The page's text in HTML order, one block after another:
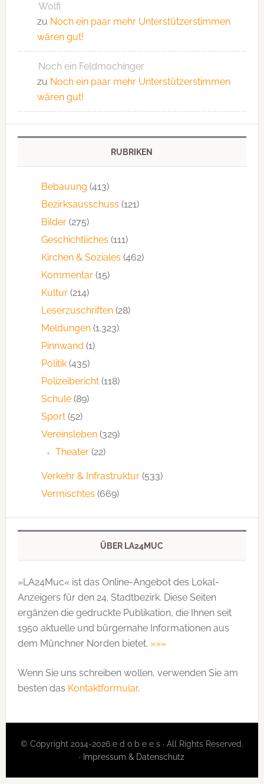
Wolfi
zu Noch ein paar mehr Unterstützerstimmen
wären gut!
Noch ein Feldmochinger
zu Noch ein paar mehr Unterstützerstimmen
wären gut!
RUBRIKEN
Bebauung (413)
Bezirksausschuss (121)
Bilder(275)
Geschichtliches (111)
Kirchen & Soziales (462)
Kommentar(15)
Kultur(214)
Leserzuschriften(28)
Meldungen(1.323)
Pinnwand (1)
Politik(435)
Polizeibericht(118)
Schule(89)
Sport(52)
Vereinsleben(329)
Theater(22)
Verkehr & Infrastruktur(533)
Vermischtes (669)
ÜBER LA24MUC
»LA24Muc« ist das Online-Angebot des Lokal-
Anzeigers für den 24. Stadtbezirk. Diese Seiten
ergänzen die gedruckte Publi­kation, die Ihnen seit
1950 aktuelle und bürgernahe Informationen aus
dem Münchner Norden bietet. »»»
Wenn Sie uns schreiben wollen, verwenden Sie am
besten das Kontaktformular.
© Copyright 2014-2026 e d o b e e s · All Rights Reserved.
· Impressum & Datenschutz